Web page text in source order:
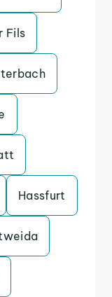
Fils
Hassfurt